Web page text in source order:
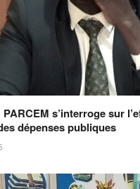
s’interroge sur
dépenses publiques